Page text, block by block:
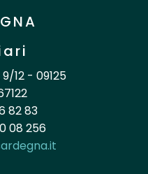
12 - 09125
82 83
08 256